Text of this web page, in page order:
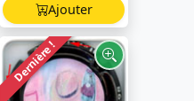
Ajouter
Dernière !